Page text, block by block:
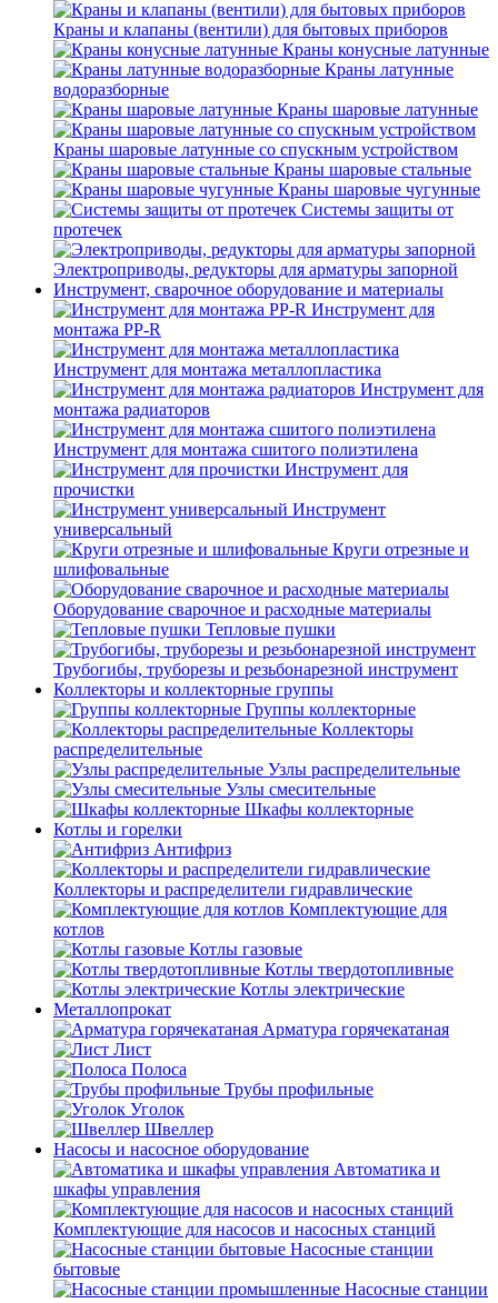
Краны и клапаны (вентили) для бытовых приборов
Краны конусные латунные
Краны латунные
водоразборные
Краны шаровые латунные
Краны шаровые латунные со спускным устройством
Краны шаровые стальные
Краны шаровые чугунные
Системы защиты от
протечек
Электроприводы, редукторы для арматуры запорной
Инструмент, сварочное оборудование и материалы
Инструмент для
монтажа PP-R
Инструмент для монтажа металлопластика
Инструмент для
монтажа радиаторов
Инструмент для монтажа сшитого полиэтилена
Инструмент для
прочистки
Инструмент
универсальный
Круги отрезные и
шлифовальные
Оборудование сварочное и расходные материалы
Тепловые пушки
Трубогибы, труборезы и резьбонарезной инструмент
Коллекторы и коллекторные группы
Группы коллекторные
Коллекторы
распределительные
Узлы распределительные
Узлы смесительные
Шкафы коллекторные
Котлы и горелки
Антифриз
Коллекторы и распределители гидравлические
Комплектующие для
котлов
Котлы газовые
Котлы твердотопливные
Котлы электрические
Металлопрокат
Арматура горячекатаная
Лист
Полоса
Трубы профильные
Уголок
Швеллер
Насосы и насосное оборудование
Автоматика и
шкафы управления
Комплектующие для насосов и насосных станций
Насосные станции
бытовые
Насосные станции